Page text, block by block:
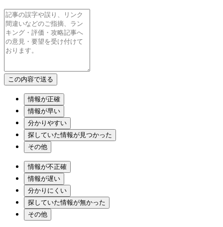
情報が正確
情報が早い
分かりやすい
探していた情報が見つかった
その他
情報が不正確
情報が遅い
分かりにくい
探していた情報が無かった
その他